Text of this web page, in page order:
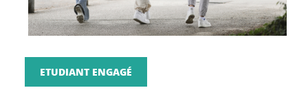
ETUDIANT ENGAGÉ